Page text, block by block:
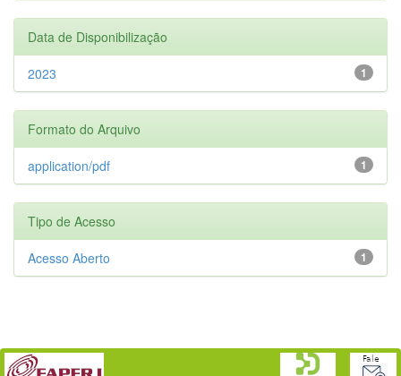
Data de Disponibilização
1
2023
Formato do Arquivo
1
application/pdf
Tipo de Acesso
1
Acesso Aberto